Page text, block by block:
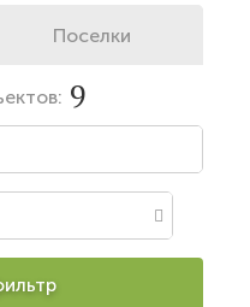
Поселки
9